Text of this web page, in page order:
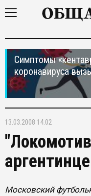
Симптомы
коронавируса
13.03.2008 14:02
Московский